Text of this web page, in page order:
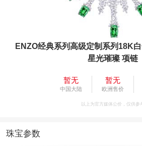
ENZO经典系列高级定制系列18K
星光璀璨 项链
暂无
中国大陆
暂无
欧洲售价
以上为官方媒体公价，仅供参
珠宝参数